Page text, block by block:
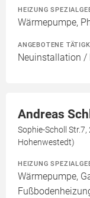
HEIZUNG
Wärmepumpe,
ANGEBOTENE
Neuinstallation /
Andreas
Sophie-Scholl
Hohenwestedt)
HEIZUNG
Wärmepumpe,